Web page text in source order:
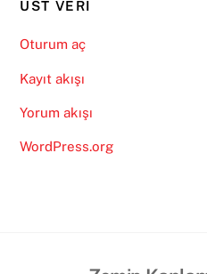
ÜST VERI
Oturum aç
Kayıt akışı
Yorum akışı
WordPress.org